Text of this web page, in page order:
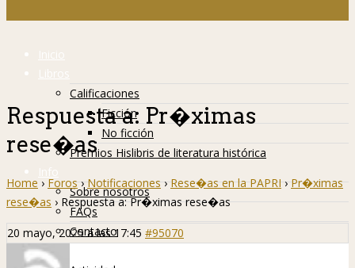
Inicio
Libros
Calificaciones
Ficción
No ficción
Premios Hislibris de literatura histórica
Info
Sobre nosotros
FAQs
Contacto
Hislibreños
Respuesta a: Pr�ximas
rese�as
Home › Foros › Notificaciones › Rese�as en la PAPRI › Pr�ximas
rese�as › Respuesta a: Pr�ximas rese�as
20 mayo, 2025 a las 17:45 #95070